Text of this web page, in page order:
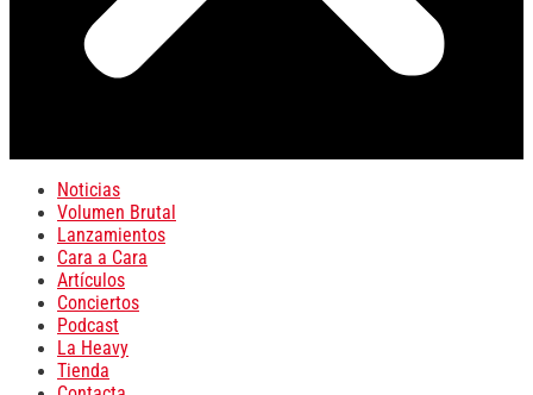
Noticias
Volumen Brutal
Lanzamientos
Cara a Cara
Artículos
Conciertos
Podcast
La Heavy
Tienda